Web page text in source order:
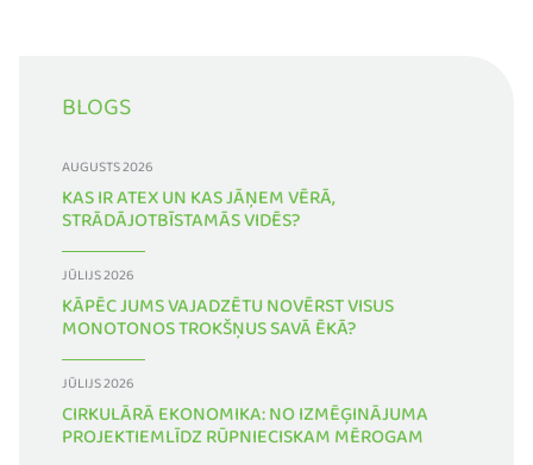
BLOGS
AUGUSTS 2026
KAS IR ATEX UN KAS JĀŅEM VĒRĀ,
STRĀDĀJOTBĪSTAMĀS VIDĒS?
JŪLIJS 2026
KĀPĒC JUMS VAJADZĒTU NOVĒRST VISUS
MONOTONOS TROKŠŅUS SAVĀ ĒKĀ?
JŪLIJS 2026
CIRKULĀRĀ EKONOMIKA: NO IZMĒĢINĀJUMA
PROJEKTIEMLĪDZ RŪPNIECISKAM MĒROGAM